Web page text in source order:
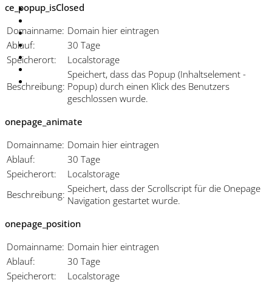
ce_popup_isClosed
Domainname: Domain hier eintragen
Ablauf:
30 Tage
Speicherort:
Localstorage
Beschreibung:
Speichert, dass das Popup (Inhaltselement -
Popup) durch einen Klick des Benutzers
geschlossen wurde.
onepage_animate
Domainname: Domain hier eintragen
Ablauf:
30 Tage
Speicherort:
Localstorage
Beschreibung: Speichert, dass der Scrollscript für die Onepage
Navigation gestartet wurde.
onepage_position
Domainname: Domain hier eintragen
Ablauf:
30 Tage
Speicherort:
Localstorage